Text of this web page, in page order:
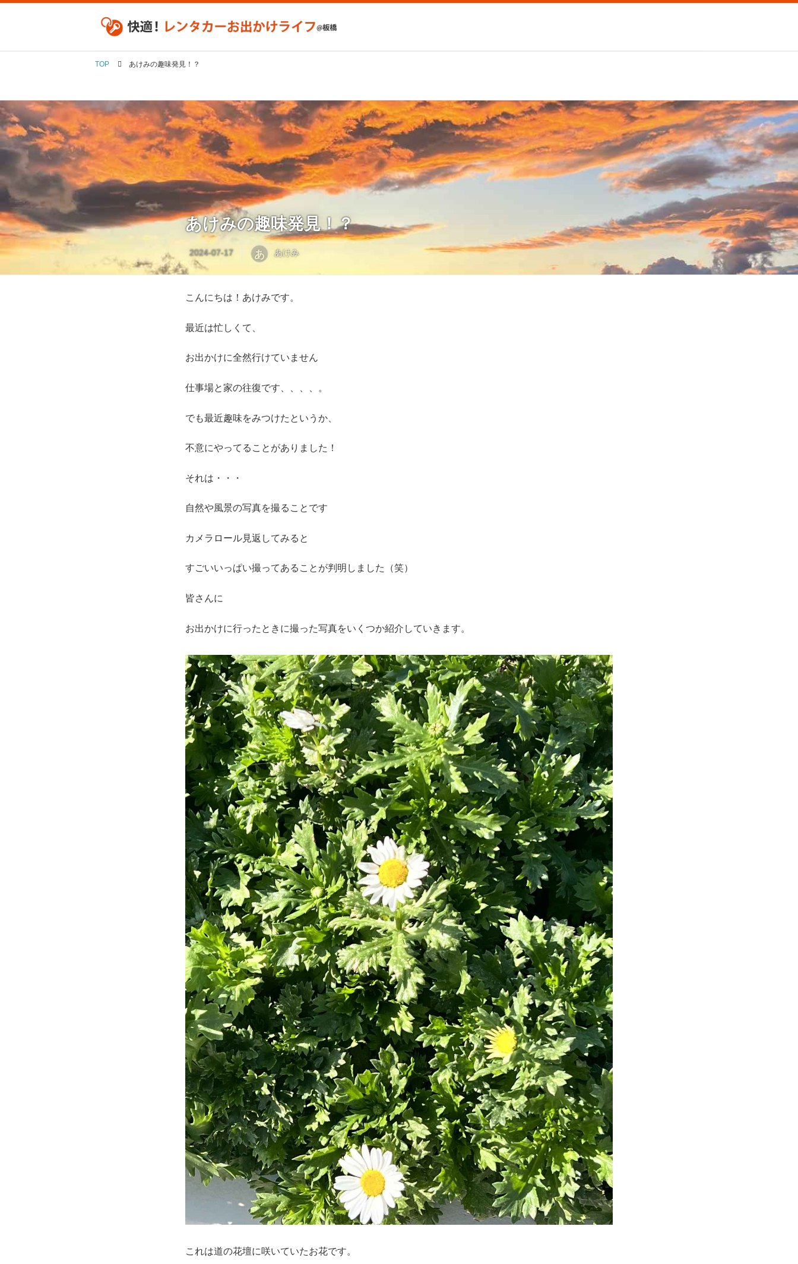
TOP あけみの趣味発見！？
あけみの趣味発見！？
あ あけみ
こんにちは！あけみです。
最近は忙しくて、
お出かけに全然行けていません
仕事場と家の往復です、、、、。
でも最近趣味をみつけたというか、
不意にやってることがありました！
それは・・・
自然や風景の写真を撮ることです
カメラロール見返してみると
すごいいっぱい撮ってあることが判明しました（笑）
皆さんに
お出かけに行ったときに撮った写真をいくつか紹介していきます。
これは道の花壇に咲いていたお花です。